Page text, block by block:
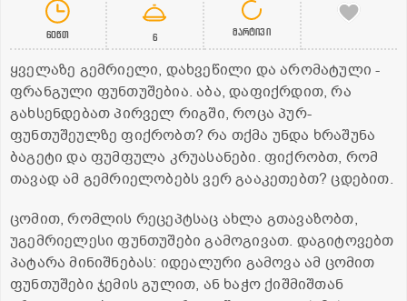
60წთ 6 მარტივი
ყველაზე გემრიელი, დახვეწილი და არომატული -
ფრანგული ფუნთუშებია. აბა, დაფიქრდით, რა
გახსენდებათ პირველ რიგში, როცა პურ-
ფუნთუშეულზე ფიქრობთ? რა თქმა უნდა ხრაშუნა
ბაგეტი და ფუმფულა კრუასანები. ფიქრობთ, რომ
თავად ამ გემრიელობებს ვერ გააკეთებთ? ცდებით.
ცომით, რომლის რეცეპტსაც ახლა გთავაზობთ,
უგემრიელესი ფუნთუშები გამოგივათ. დაგიტოვებთ
პატარა მინიშნებას: იდეალური გამოვა ამ ცომით
ფუნთუშები ჯემის გულით, ან ხაჭო ქიშმიშთან